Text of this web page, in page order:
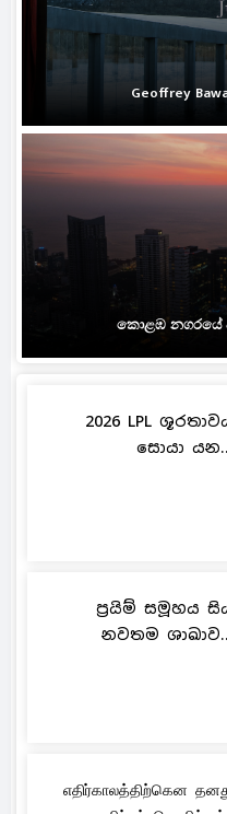
Geoffrey
කොළඹ නගරයේ
2026 LPL
සොයා
ප්‍රයිම් සමූහය
නවතම
எதிர்காலத்திற்கென